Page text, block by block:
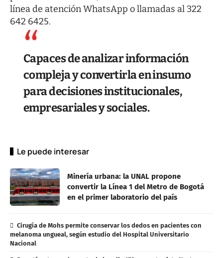
línea de atención WhatsApp o llamadas al 322
642 6425.
Capaces de analizar información
compleja y convertirla en insumo
para decisiones institucionales,
empresariales y sociales.
Le puede interesar
Minería urbana: la UNAL propone
convertir la Línea 1 del Metro de Bogotá
en el primer laboratorio del país
Cirugía de Mohs permite conservar los dedos en pacientes con
melanoma ungueal, según estudio del Hospital Universitario
Nacional